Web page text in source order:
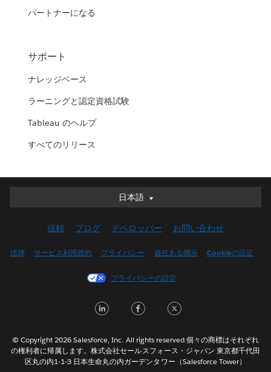
パートナーになる
サポート
ナレッジベース
ラーニングと認定資格試験
Tableau のヘルプ
すべてのリリース
日本語
日本語
English (UK)
Français (Canada)
Italiano
Nederlands
Português
信頼 ブログ デベロッパー お問い合わせ
法律 サービス利用規約 プライバシー 責任ある開示 Cookieの設定
プライバシーの設定
LinkedInFacebook
© Copyright 2026 Salesforce, Inc. All rights reserved.個々の商標はそれぞれ
の権利者に帰属します。株式会社セールスフォース・ジャパン 東京都千代田
区丸の内1-1-3 日本生命丸の内ガーデンタワー（Salesforce Tower）